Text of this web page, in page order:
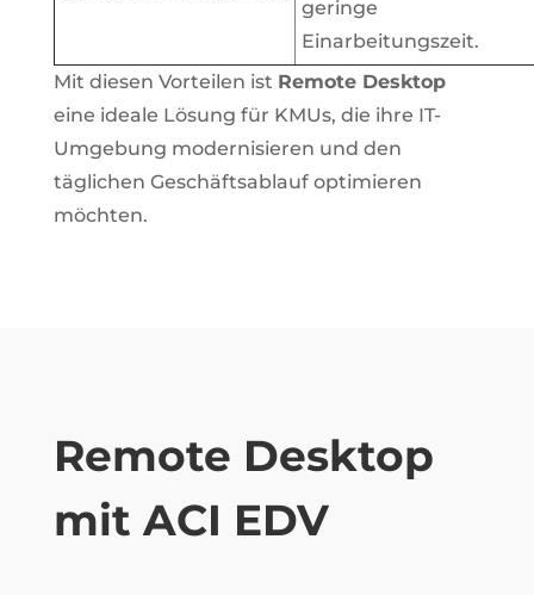
geringe
Einarbeitungszeit.
Mit diesen Vorteilen ist Remote Desktop
eine ideale Lösung für KMUs, die ihre IT-
Umgebung modernisieren und den
täglichen Geschäftsablauf optimieren
möchten.
Remote Desktop
mit ACI EDV